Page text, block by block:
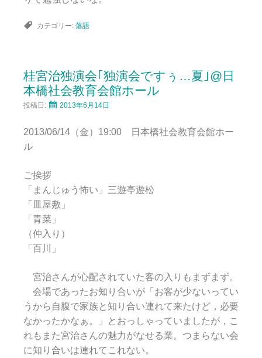
カテゴリー: 落語
桂宮治独演会｢独演会ですぅ…夏｣@日
本橋社会教育会館ホール
投稿日: 2013年6月14日
2013/06/14（金）19:00 日本橋社会教育会館ホー
ル
ご挨拶
「まんじゅう怖い」三遊亭遊松
「皿屋敷」
「青菜」
（仲入り）
「百川」
宮治さんが心配されていた客の入りもまずまず。
会場であったお知り合いが「お客が少ないってい
うから自腹で家族と知り合い連れて来たけど，必要
なかったかなぁ。」とおっしゃっていましたが，こ
れもまた宮治さんの魅力がなせる業。つまらない会
に知り合いは連れてこれない。